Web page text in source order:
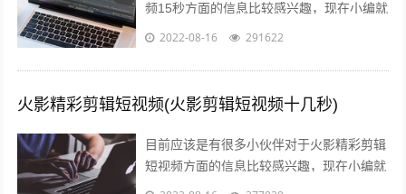
频15秒方面的信息比较感兴趣，现在小编就
收集了一些与火影忍者短视频15秒下载相关
2022-08-16 291622
火影精彩剪辑短视频(火影剪辑短视频十几秒)
目前应该是有很多小伙伴对于火影精彩剪辑
短视频方面的信息比较感兴趣，现在小编就
收集了一些与火影剪辑短视频十几秒相关的